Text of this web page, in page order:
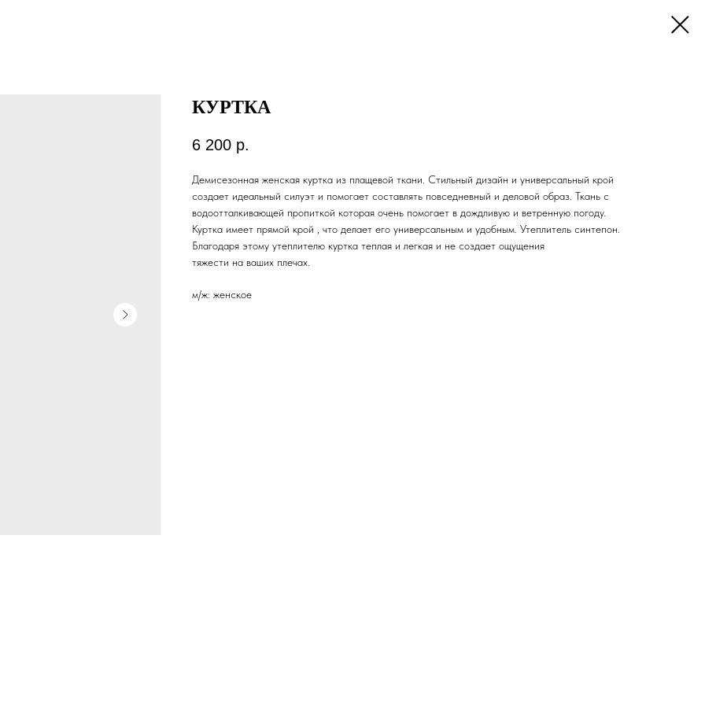
КУРТКА
6 200 р.
Демисезонная женская куртка из плащевой ткани. Стильный дизайн и универсальный крой
создает идеальный силуэт и помогает составлять повседневный и деловой образ. Ткань с
водоотталкивающей пропиткой которая очень помогает в дождливую и ветренную погоду.
Куртка имеет прямой крой , что делает его универсальным и удобным. Утеплитель синтепон.
Благодаря этому утеплителю куртка теплая и легкая и не создает ощущения
тяжести на ваших плечах.
м/ж: женское